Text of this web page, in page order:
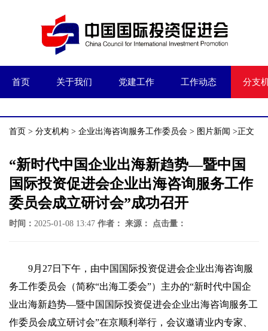
首页 关于我们 党建工作 工作动态 分支
首页 > 分支机构 > 企业出海咨询服务工作委员会 > 图片新闻 >正文
“新时代中国企业出海新趋势—暨中国
国际投资促进会企业出海咨询服务工作
委员会成立研讨会”成功召开
时间： 2025-01-08 13:47 作者： 来源： 点击量：
9月27日下午，由中国国际投资促进会企业出海咨询服
务工作委员会（简称“出海工委会”）主办的“新时代中国企
业出海新趋势—暨中国国际投资促进会企业出海咨询服务工
作委员会成立研讨会”在京顺利举行，会议邀请业内专家、